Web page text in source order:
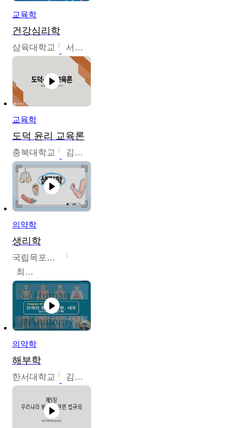
교육학
건강심리학
삼육대학교 서경현
교육학
도덕 윤리 교육론
충북대학교 김연숙
의약학
생리학
국립목포대학교
최소은
의약학
해부학
한서대학교 김기복